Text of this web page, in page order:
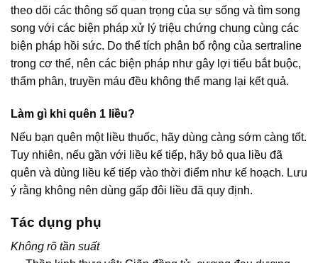
theo dõi các thông số quan trọng của sự sống và tìm song
song với các biện pháp xử lý triệu chứng chung cùng các
biện pháp hồi sức. Do thể tích phân bố rộng của sertraline
trong cơ thể, nên các biện pháp như gây lợi tiểu bắt buộc,
thẩm phân, truyền máu đều không thể mang lại kết quả.
Làm gì khi quên 1 liều?
Nếu bạn quên một liều thuốc, hãy dùng càng sớm càng tốt.
Tuy nhiên, nếu gần với liều kế tiếp, hãy bỏ qua liều đã
quên và dùng liều kế tiếp vào thời điểm như kế hoạch. Lưu
ý rằng không nên dùng gấp đôi liều đã quy định.
Tác dụng phụ
Không rõ tần suất